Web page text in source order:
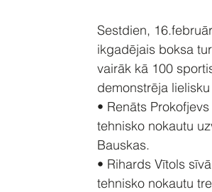
Sestdien,
ikgadējais boksa
vairāk kā 100
demonstrēja
• Renāts
tehnisko nokautu
Bauskas.
• Rihards Vītols
tehnisko nokautu